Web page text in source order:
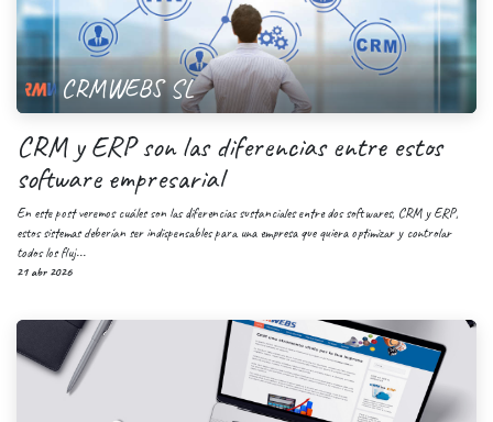
CRMWEBS SL
CRM y ERP son las diferencias entre estos
software empresarial
En este post veremos cuáles son las diferencias sustanciales entre dos softwares, CRM y ERP,
estos sistemas deberían ser indispensables para una empresa que quiera optimizar y controlar
todos los fluj...
21 abr 2026